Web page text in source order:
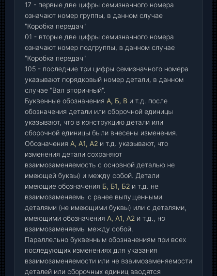
17 - первые две цифры семизначного номера
означают номер группы, в данном случае
"Коробка передач"
01 - вторые две цифры семизначного номера
означают номер подгруппы, в данном случае
"Коробка передач"
105 - последние три цифры семизначного номера
указывают порядковый номер детали, в данном
случае "Вал вторичный".
Буквенные обозначения А, Б, В и т.д. после
обозначения детали или сборочной единицы
указывают, что в конструкцию детали или
сборочной единицы были внесены изменения.
Обозначения А, А1, А2 и т.д. указывают, что
изменения детали сохраняют
взаимозаменяемость с основной деталью не
имеющей буквы) и между собой. Детали
имеющие обозначения Б, Б1, Б2 и т.д. не
взаимозаменяемы с ранее выпущенными
деталями (не имеющими буквы) или с деталями,
имеющими обозначения А, А1, А2 и т.д., но
взаимозаменяемы между собой.
Параллельно буквенным обозначениям при всех
последующих изменениях для указания
взаимозаменяемости или не взаимозаменяемости
деталей или сборочных единиц вводятся